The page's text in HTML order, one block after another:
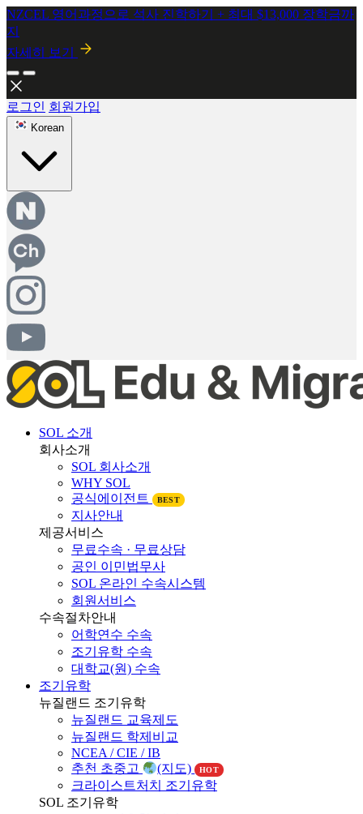
NZCEL 영어과정으로 석사 진학하기 + 최대 $13,000 장학금까
지
자세히 보기
2026년 8월 시행! 뉴질랜드 SMC 개정안 안내
자세히보기
Korean
SOL 소개
회사소개
SOL 회사소개
WHY SOL
공식에이전트
지사안내
제공서비스
무료수속 · 무료상담
공인 이민법무사
SOL 온라인 수속시스템
회원서비스
수속절차안내
어학연수 수속
조기유학 수속
대학교(원) 수속
조기유학
뉴질랜드 조기유학
뉴질랜드 교육제도
뉴질랜드 학제비교
NCEA / CIE / IB
추천 초중고